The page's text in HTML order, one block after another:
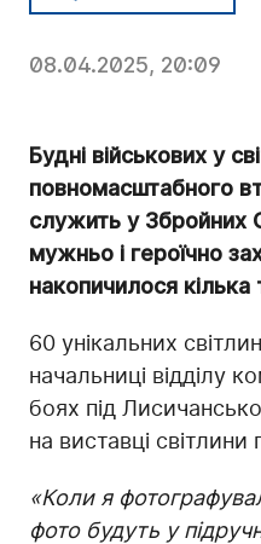
08.04.2025, 20:09
Будні військових у
повномасштабного
служить у Збройних
мужньо і героїчно
накопичилося
60 унікальних
начальниці відділу
боях під
на виставці
«Коли я
фото будуть у